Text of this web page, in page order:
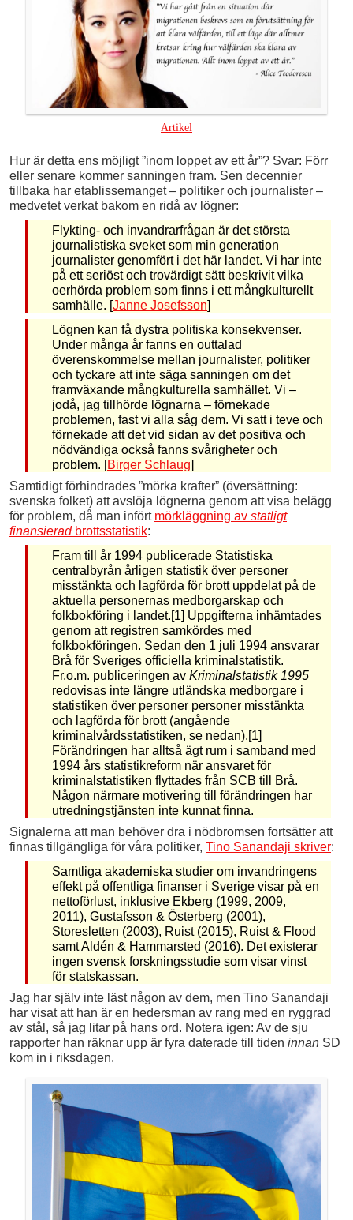
Artikel
Hur är detta ens möjligt ”inom loppet av ett år”? Svar: Förr
eller senare kommer sanningen fram. Sen decennier
tillbaka har etablissemanget – politiker och journalister –
medvetet verkat bakom en ridå av lögner:
Flykting- och invandrarfrågan är det största
journalistiska sveket som min generation
journalister genomfört i det här landet. Vi har inte
på ett seriöst och trovärdigt sätt beskrivit vilka
oerhörda problem som finns i ett mångkulturellt
samhälle. [Janne Josefsson]
Lögnen kan få dystra politiska konsekvenser.
Under många år fanns en outtalad
överenskommelse mellan journalister, politiker
och tyckare att inte säga sanningen om det
framväxande mångkulturella samhället. Vi –
jodå, jag tillhörde lögnarna – förnekade
problemen, fast vi alla såg dem. Vi satt i teve och
förnekade att det vid sidan av det positiva och
nödvändiga också fanns svårigheter och
problem. [Birger Schlaug]
Samtidigt förhindrades ”mörka krafter” (översättning:
svenska folket) att avslöja lögnerna genom att visa belägg
för problem, då man infört mörkläggning av statligt
finansieradbrottsstatistik:
Fram till år 1994 publicerade Statistiska
centralbyrån årligen statistik över personer
misstänkta och lagförda för brott uppdelat på de
aktuella personernas medborgarskap och
folkbokföring i landet.[1] Uppgifterna inhämtades
genom att registren samkördes med
folkbokföringen. Sedan den 1 juli 1994 ansvarar
Brå för Sveriges officiella kriminalstatistik.
Fr.o.m. publiceringen av Kriminalstatistik 1995
redovisas inte längre utländska medborgare i
statistiken över personer personer misstänkta
och lagförda för brott (angående
kriminalvårdsstatistiken, se nedan).[1]
Förändringen har alltså ägt rum i samband med
1994 års statistikreform när ansvaret för
kriminalstatistiken flyttades från SCB till Brå.
Någon närmare motivering till förändringen har
utredningstjänsten inte kunnat finna.
Signalerna att man behöver dra i nödbromsen fortsätter att
finnas tillgängliga för våra politiker, Tino Sanandaji skriver:
Samtliga akademiska studier om invandringens
effekt på offentliga finanser i Sverige visar på en
nettoförlust, inklusive Ekberg (1999, 2009,
2011), Gustafsson & Österberg (2001),
Storesletten (2003), Ruist (2015), Ruist & Flood
samt Aldén & Hammarsted (2016). Det existerar
ingen svensk forskningsstudie som visar vinst
för statskassan.
Jag har själv inte läst någon av dem, men Tino Sanandaji
har visat att han är en hedersman av rang med en ryggrad
av stål, så jag litar på hans ord. Notera igen: Av de sju
rapporter han räknar upp är fyra daterade till tiden innan SD
kom in i riksdagen.